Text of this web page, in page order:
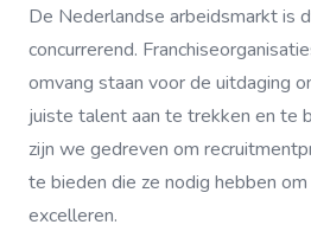
De Nederlandse arbeidsmarkt is
concurrerend.
omvang staan voor de uitdaging
juiste talent aan te trekken en te
zijn we gedreven om
te bieden die ze nodig hebben
excelleren.